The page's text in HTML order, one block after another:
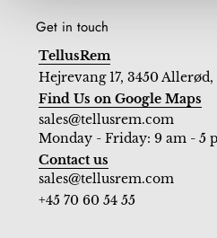
Get in touch
TellusRem
Hejrevang 17, 3450
Find Us on Google Maps
sales@tellusrem.com
Monday - Friday: 9 am - 5
Contact us
sales@tellusrem.com
+45 70 60 54 55